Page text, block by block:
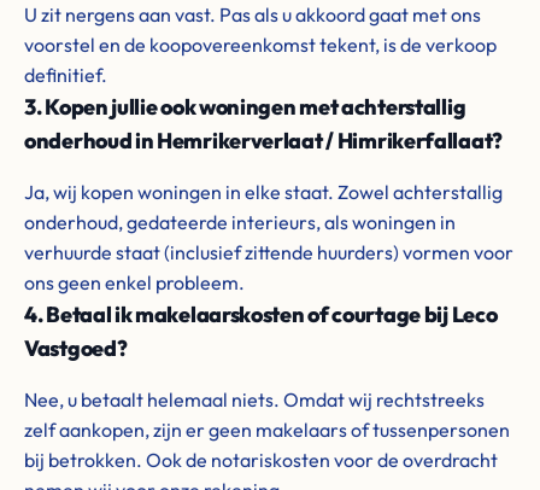
U zit nergens aan vast. Pas als u akkoord gaat met ons
voorstel en de koopovereenkomst tekent, is de verkoop
definitief.
3. Kopen jullie ook woningen met achterstallig
onderhoud in Hemrikerverlaat / Himrikerfallaat?
Ja, wij kopen woningen in elke staat. Zowel achterstallig
onderhoud, gedateerde interieurs, als woningen in
verhuurde staat (inclusief zittende huurders) vormen voor
ons geen enkel probleem.
4. Betaal ik makelaarskosten of courtage bij Leco
Vastgoed?
Nee, u betaalt helemaal niets. Omdat wij rechtstreeks
zelf aankopen, zijn er geen makelaars of tussenpersonen
bij betrokken. Ook de notariskosten voor de overdracht